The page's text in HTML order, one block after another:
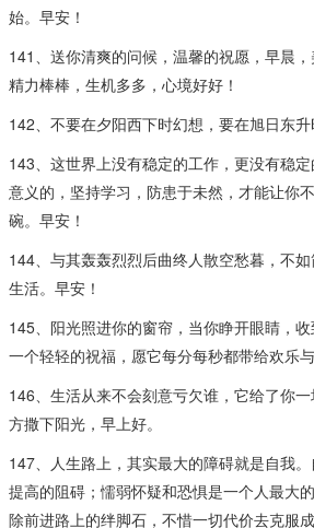
始。早安！
141、送你清爽的问候，温馨的祝愿，早晨
精力棒棒，生机多多，心境好好！
142、不要在夕阳西下时幻想，要在旭日东升
143、这世界上没有稳定的工作，更没有稳
意义的，坚持学习，防患于未然，才能让你
碗。早安！
144、与其轰轰烈烈后曲终人散空愁暮，不
生活。早安！
145、阳光照进你的窗帘，当你睁开眼睛，
一个轻轻的祝福，愿它每分每秒都带给欢乐
146、生活从来不会刻意亏欠谁，它给了你
方撒下阳光，早上好。
147、人生路上，其实最大的障碍就是自我
提高的阻碍；懦弱怀疑和恐惧是一个人最大
除前进路上的绊脚石，不惜一切代价去克服